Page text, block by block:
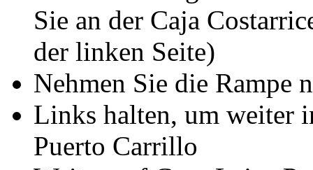
Sie an der Caja
der linken Seite)
Nehmen Sie die Rampe
Links halten, um weiter
Puerto Carrillo